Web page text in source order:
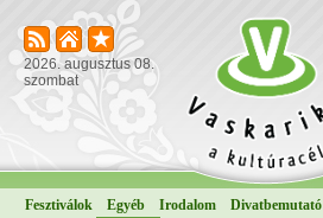
2026. augusztus 08.
szombat
Fesztiválok Egyéb Irodalom Divatbemutató